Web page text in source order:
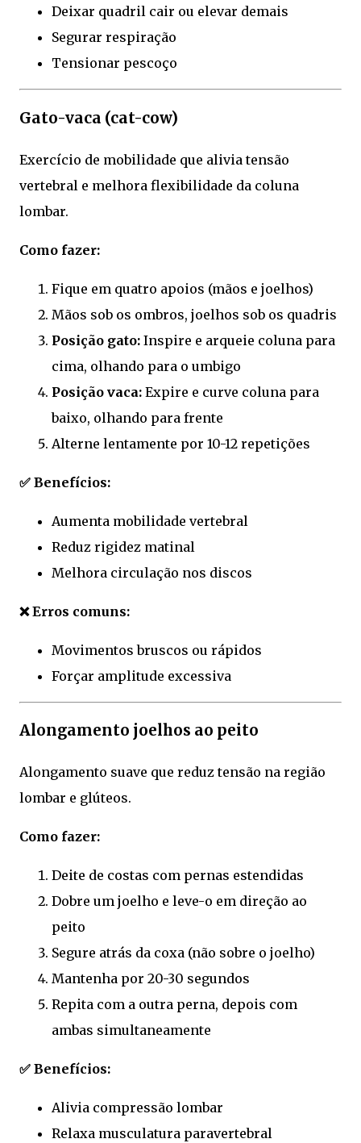
Deixar quadril cair ou elevar demais
Segurar respiração
Tensionar pescoço
Gato-vaca (cat-cow)
Exercício de mobilidade que alivia tensão
vertebral e melhora flexibilidade da coluna
lombar.
Como fazer:
Fique em quatro apoios (mãos e joelhos)
Mãos sob os ombros, joelhos sob os quadris
Posição gato: Inspire e arqueie coluna para
cima, olhando para o umbigo
Posição vaca: Expire e curve coluna para
baixo, olhando para frente
Alterne lentamente por 10-12 repetições
✅ Benefícios:
Aumenta mobilidade vertebral
Reduz rigidez matinal
Melhora circulação nos discos
❌ Erros comuns:
Movimentos bruscos ou rápidos
Forçar amplitude excessiva
Alongamento joelhos ao peito
Alongamento suave que reduz tensão na região
lombar e glúteos.
Como fazer:
Deite de costas com pernas estendidas
Dobre um joelho e leve-o em direção ao
peito
Segure atrás da coxa (não sobre o joelho)
Mantenha por 20-30 segundos
Repita com a outra perna, depois com
ambas simultaneamente
✅ Benefícios:
Alivia compressão lombar
Relaxa musculatura paravertebral